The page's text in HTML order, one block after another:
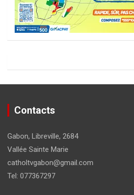
Contacts
Gabon, Libreville, 2684
Vallée Sainte Marie
catholtvgabon@gmail.com
Tel: 077367297